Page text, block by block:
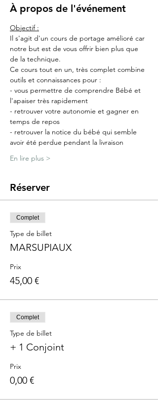
À propos de l'événement
Objectif :
Il s'agit d'un cours de portage amélioré car
notre but est de vous offrir bien plus que
de la technique.
Ce cours tout en un, très complet combine
outils et connaissances pour :
- vous permettre de comprendre Bébé et
l'apaiser très rapidement
- retrouver votre autonomie et gagner en
temps de repos
- retrouver la notice du bébé qui semble
avoir été perdue pendant la livraison
En lire plus >
Réserver
Complet
Type de billet
MARSUPIAUX
Prix
45,00 €
Complet
Type de billet
+ 1 Conjoint
Prix
0,00 €